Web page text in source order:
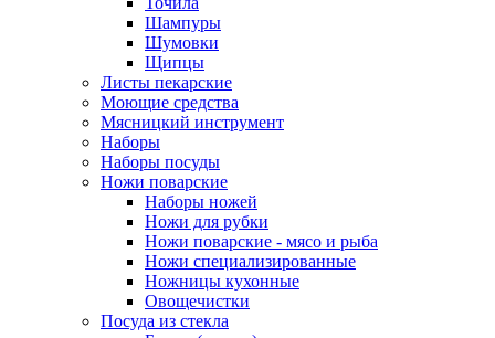
Шампуры
Шумовки
Щипцы
Листы пекарские
Моющие средства
Мясницкий инструмент
Наборы
Наборы посуды
Ножи поварские
Наборы ножей
Ножи для рубки
Ножи поварские - мясо и рыба
Ножи специализированные
Ножницы кухонные
Овощечистки
Посуда из стекла